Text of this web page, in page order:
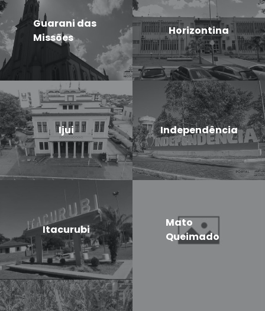
Guarani das
Missões
Horizontina
Ijui Independência
Itacurubi
Mato
Queimado